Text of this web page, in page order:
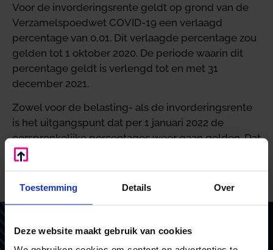
Toestemming Details Over
Deze website maakt gebruik van cookies
Voor de invorderingsrente geldt op grond van de
Verzamelspoedwet COVID-19 een verlaagd
percentage van 0,01. Dit verlaagde percentage zou
gelden tot 1 oktober 2020. De periode waarin dit
percentage geldt is verlengd tot en met 31
december 2021.
Zowel voor de belasting- als de invorderingsrente
is het uitgangspunt dat per 1 januari 2022 de
oorspronkelijke percentages weer gaan gelden. Dat
kan worden gerealiseerd bij Koninklijk Besluit.
161445;Staatsblad 2020, nr. 355 | 29-09-2020
Vertrouw op BoekZo, net als